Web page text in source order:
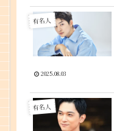
有名人
2025.08.03
有名人